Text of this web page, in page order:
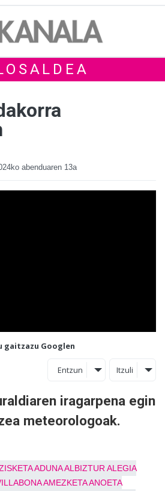
abenduaren 13a
gaitzazu Googlen
Entzun Itzuli
iragarpena egin
meteorologoak.
ADUNAALBIZTUR ALEGIA
AMEZKETAANOETA